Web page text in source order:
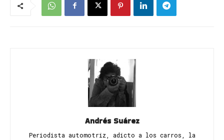
Andrés Suárez
Periodista automotriz, adicto a los carros, la